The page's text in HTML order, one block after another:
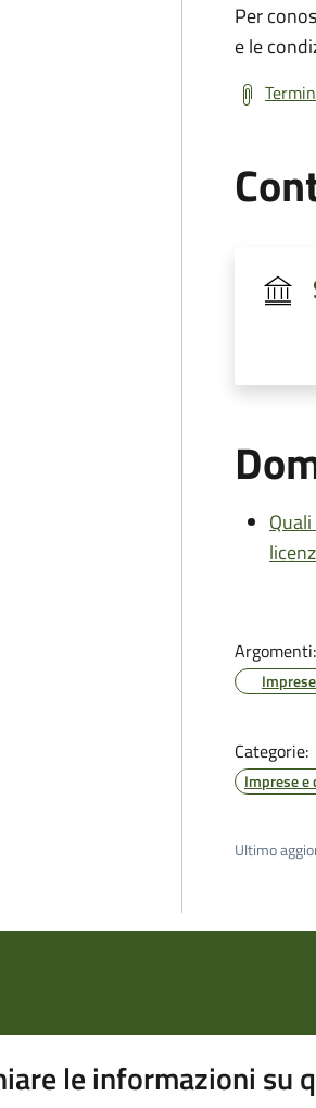
Per
e le
Argomenti:
Imprese
Categorie:
Imprese e
Ultimo
le informazioni su